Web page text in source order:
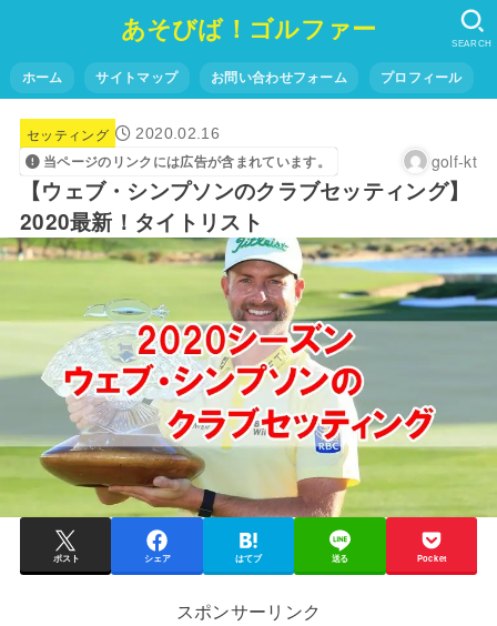
あそびば！ゴルファー
ホーム サイトマップ お問い合わせフォーム プロフィール
SEARCH
セッティング 2020.02.16
当ページのリンクには広告が含まれています。 golf-kt
【ウェブ・シンプソンのクラブセッティング】
2020最新！タイトリスト
ポスト シェア はてブ 送る Pocket
スポンサーリンク